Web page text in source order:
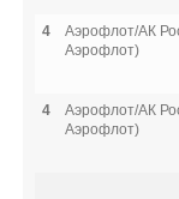
4
Аэрофлот/АК
Аэрофлот)
4
Аэрофлот/АК
Аэрофлот)